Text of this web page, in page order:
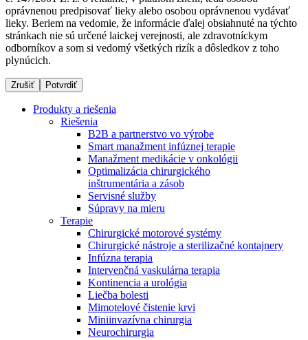
Produktový katalóg​
Objavte naše produkty. ​Navštívte produktový katalóg B.
Braun​ s našim kompletným produktovým portfóliom.​
Dialyzačné strediská
B. Braun Avitum poskytuje kvalitnú dialyzačnú starostlivosť
vo všetkých svojich strediskách na Slovensku. Viac
informácií nájdete na stránke jednotlivých stredísk.
Nefrologické ambulancie
V nefrologických ambulanciách prevádzkujeme poradenstvo
Zostaňte v dialógu s B. Braun. Kontaktujte nás.
oprávnenou predpisovať lieky alebo osobou oprávnenou vydávať
lieky. Beriem na vedomie, že informácie ďalej obsiahnuté na týchto
stránkach nie sú určené laickej verejnosti, ale zdravotníckym
odborníkov a som si vedomý všetkých rizík a dôsledkov z toho
plynúcich.
Zrušiť Potvrdiť
Produkty a riešenia
Riešenia
B2B a partnerstvo vo výrobe
Smart manažment infúznej terapie
Manažment medikácie v onkológii
Optimalizácia chirurgického
inštrumentária a zásob
Servisné služby
Súpravy na mieru
Terapie
Chirurgické motorové systémy
Chirurgické nástroje a sterilizačné kontajnery
Infúzna terapia
Intervenčná vaskulárna terapia
Kontinencia a urológia
Liečba bolesti
Mimotelové čistenie krvi
Miniinvazívna chirurgia
Neurochirurgia